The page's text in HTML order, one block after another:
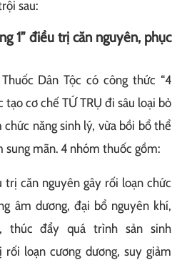
sau:
1” điều trị căn nguyên, phục
Dân Tộc có công thức “4
tạo cơ chế TỨ TRỤ đi sâu loại bỏ
năng sinh lý, vừa bồi bổ thể
sung mãn. 4 nhóm thuốc gồm:
căn nguyên gây rối loạn chức
âm dương, đại bổ nguyên khí,
thúc đẩy quá trình sản sinh
loạn cương dương, suy giảm